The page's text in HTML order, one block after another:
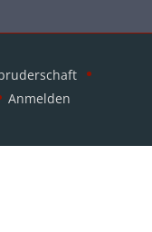
Anmelden